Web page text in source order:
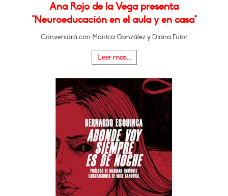
Ana Rojo de la Vega presenta
"Neuroeducación en el aula y en casa"
Conversará con Mónica González y Diana Fuior
Leer más...